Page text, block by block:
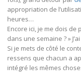
appropriation de
heures…
Encore ici, je me dois de
dans une semaine ? »
Si je mets de côté le
ressens que chacun a
intégré les mêmes